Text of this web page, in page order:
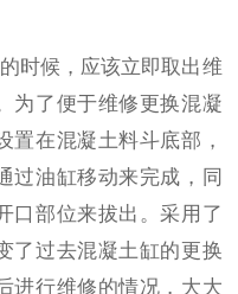
时候，应该立即取出维
为了便于维修更换混凝
置在混凝土料斗底部，
过油缸移动来完成，同
口部位来拔出。采用了
了过去混凝土缸的更换
进行维修的情况，大大